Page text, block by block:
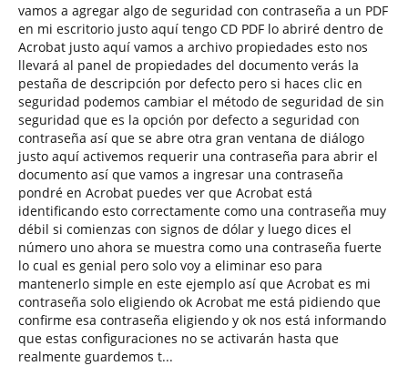
vamos a agregar algo de seguridad con contraseña a un PDF
en mi escritorio justo aquí tengo CD PDF lo abriré dentro de
Acrobat justo aquí vamos a archivo propiedades esto nos
llevará al panel de propiedades del documento verás la
pestaña de descripción por defecto pero si haces clic en
seguridad podemos cambiar el método de seguridad de sin
seguridad que es la opción por defecto a seguridad con
contraseña así que se abre otra gran ventana de diálogo
justo aquí activemos requerir una contraseña para abrir el
documento así que vamos a ingresar una contraseña
pondré en Acrobat puedes ver que Acrobat está
identificando esto correctamente como una contraseña muy
débil si comienzas con signos de dólar y luego dices el
número uno ahora se muestra como una contraseña fuerte
lo cual es genial pero solo voy a eliminar eso para
mantenerlo simple en este ejemplo así que Acrobat es mi
contraseña solo eligiendo ok Acrobat me está pidiendo que
confirme esa contraseña eligiendo y ok nos está informando
que estas configuraciones no se activarán hasta que
realmente guardemos t...